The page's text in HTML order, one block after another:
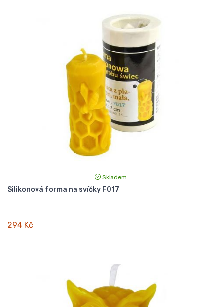
Skladem
Silikonová forma na svíčky F017
294 Kč